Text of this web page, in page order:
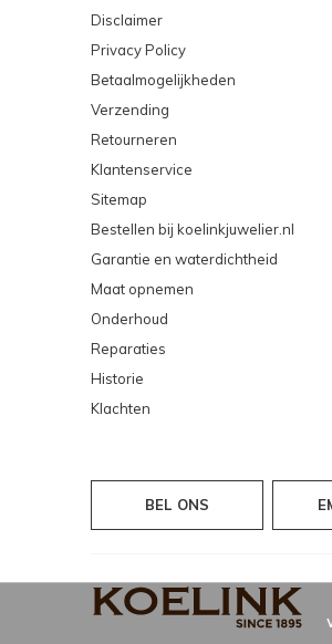
Disclaimer
Privacy Policy
Betaalmogelijkheden
Verzending
Retourneren
Klantenservice
Sitemap
Bestellen bij koelinkjuwelier.nl
Garantie en waterdichtheid
Maat opnemen
Onderhoud
Reparaties
Historie
Klachten
BEL ONS